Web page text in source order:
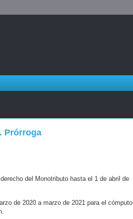
Prórroga
del Monotributo hasta el 1 de abril de
de 2020 a marzo de 2021 para el cómputo